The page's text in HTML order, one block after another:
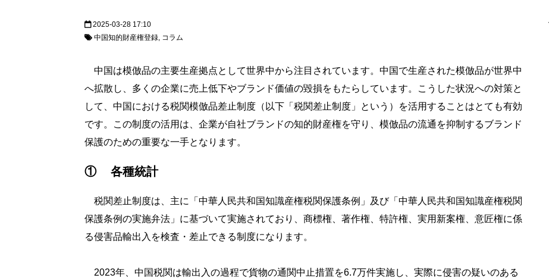
2025-03-28 17:10
中国知的財産権登録 コラム
中国は模倣品の主要生産拠点として世界中から注目されています。中国で生産された模倣品が世界中
へ拡散し、多くの企業に売上低下やブランド価値の毀損をもたらしています。こうした状況への対策と
して、中国における税関模倣品差止制度（以下「税関差止制度」という）を活用することはとても有効
です。この制度の活用は、企業が自社ブランドの知的財産権を守り、模倣品の流通を抑制するブランド
保護のための重要な一手となります。
① 各種統計
税関差止制度は、主に「中華人民共和国知識産権税関保護条例」及び「中華人民共和国知識産権税関
保護条例の実施弁法」に基づいて実施されており、商標権、著作権、特許権、実用新案権、意匠権に係
る侵害品輸出入を検査・差止できる制度になります。
2023年、中国税関は輸出入の過程で貨物の通関中止措置を6.7万件実施し、実際に侵害の疑いのある